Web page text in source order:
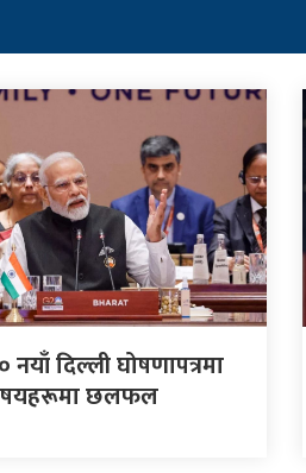
नयाँ दिल्ली घोषणापत्रमा
छलफल